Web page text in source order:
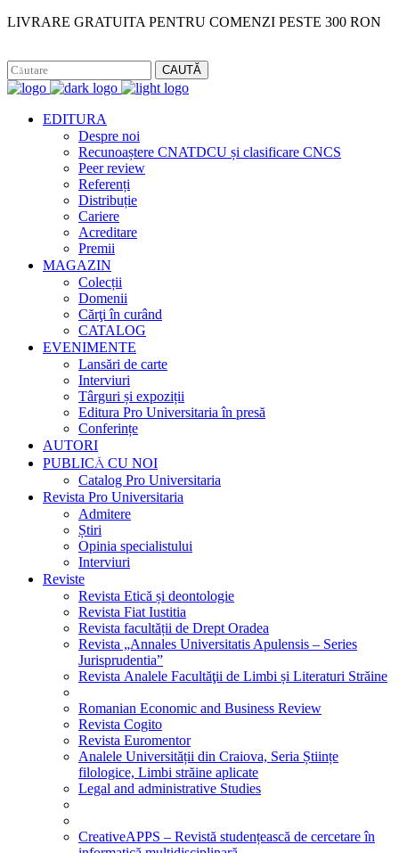
LIVRARE GRATUITA PENTRU COMENZI PESTE 300 RON
CAUTĂ
EDITURA
Despre noi
Recunoaștere CNATDCU și clasificare CNCS
Peer review
Referenți
Distribuție
Cariere
Acreditare
Premii
MAGAZIN
Colecții
Domenii
Cărţi în curând
CATALOG
EVENIMENTE
Lansări de carte
Interviuri
Târguri și expoziții
Editura Pro Universitaria în presă
Conferințe
AUTORI
PUBLICĂ CU NOI
Catalog Pro Universitaria
Revista Pro Universitaria
Admitere
Știri
Opinia specialistului
Interviuri
Reviste
Revista Etică și deontologie
Revista Fiat Iustitia
Revista facultății de Drept Oradea
Revista „Annales Universitatis Apulensis – Series
Jurisprudentia”
Revista Analele Facultăţii de Limbi și Literaturi Străine
Romanian Economic and Business Review
Revista Cogito
Revista Euromentor
Analele Universității din Craiova, Seria Științe
filologice, Limbi străine aplicate
Legal and administrative Studies
CreativeAPPS – Revistă studențească de cercetare în